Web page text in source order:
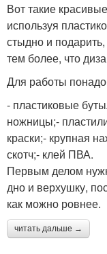
Вот такие
используя
стыдно и
тем более, что
Для работы
- пластиковые
ножницы;-
краски;- крупная
скотч;- клей ПВА.
Первым делом
дно и верхушку,
как можно ровнее.
читать дальше →